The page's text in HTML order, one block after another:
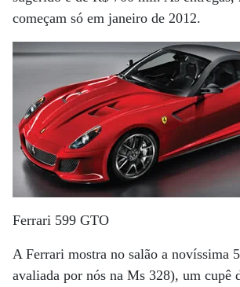
começam só em janeiro de 2012.
Ferrari 599 GTO
A Ferrari mostra no salão a novíssima
avaliada por nós na Ms 328), um cupê